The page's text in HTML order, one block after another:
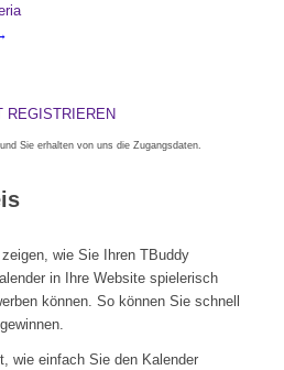
REGISTRIEREN
Sie erhalten von uns die Zugangsdaten.
wie Sie Ihren TBuddy
in Ihre Website spielerisch
können. So können Sie schnell
wie einfach Sie den Kalender